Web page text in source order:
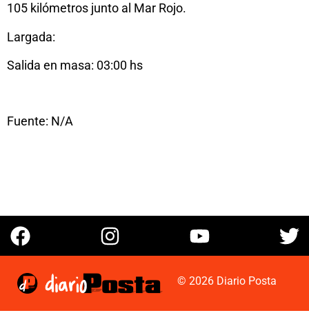
105 kilómetros junto al Mar Rojo.
Largada:
Salida en masa: 03:00 hs
Fuente: N/A
© 2026 Diario Posta